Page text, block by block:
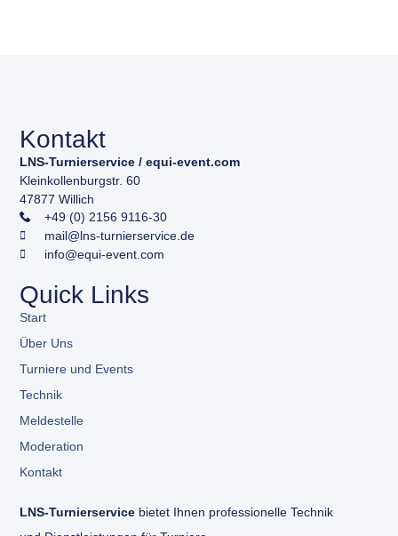
LNS-Turnierservice bietet Ihnen professionelle Technik
Quick Links
Start
Über Uns
Turniere und Events
Technik
Meldestelle
Moderation
Kontakt
Kontakt
LNS-Turnierservice / equi-event.com
Kleinkollenburgstr. 60
47877 Willich
+49 (0) 2156 9116-30
mail@lns-turnierservice.de
info@equi-event.com